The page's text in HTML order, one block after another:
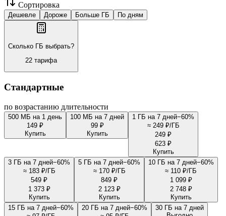
Сортировка
Дешевле Дороже Больше ГБ По дням
Сколько ГБ выбрать?
22 тарифа
Стандартные
по возрастанию длительности
500 МБ на 1 день
149 ₽
Купить
100 МБ на 7 дней
99 ₽
Купить
1 ГБ на 7 дней−60%
≈ 249 ₽/ГБ
249 ₽
623 ₽
Купить
3 ГБ на 7 дней−60%
≈ 183 ₽/ГБ
549 ₽
1 373 ₽
Купить
5 ГБ на 7 дней−60%
≈ 170 ₽/ГБ
849 ₽
2 123 ₽
Купить
10 ГБ на 7 дней−60%
≈ 110 ₽/ГБ
1 099 ₽
2 748 ₽
Купить
15 ГБ на 7 дней−60%
20 ГБ на 7 дней−60%
30 ГБ на 7 дней